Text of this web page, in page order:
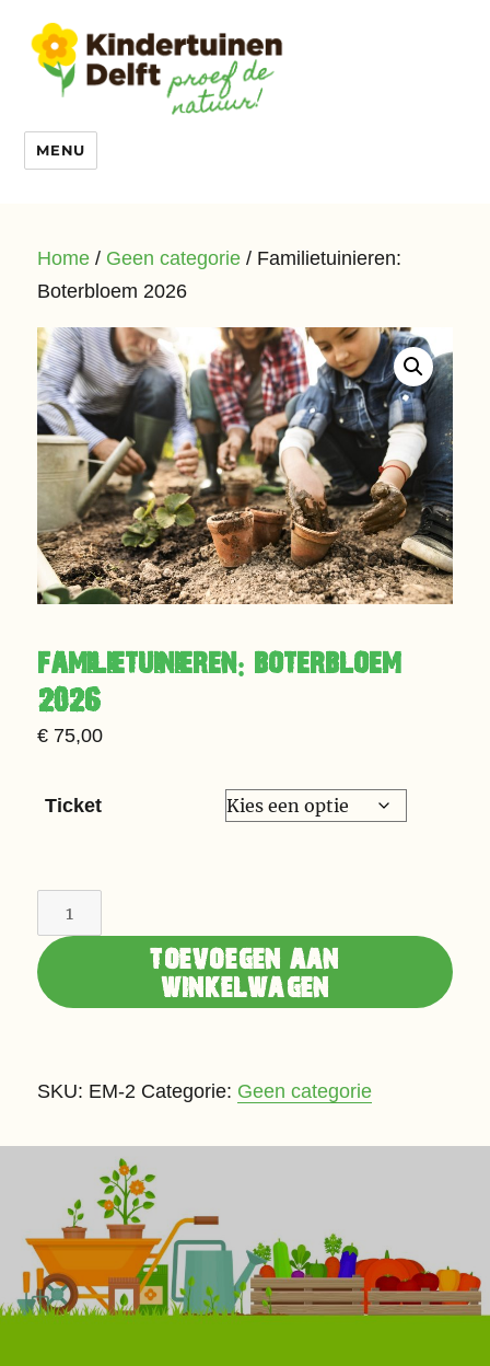
MENU
Home / Geen categorie / Familietuinieren:
Boterbloem 2026
familietuinieren:
boterbloem
2026
€ 75,00
Ticket
Familietuinieren:
Boterbloem
2026
aantal
toevoegen aan
winkelwagen
SKU: EM-2 Categorie: Geen categorie